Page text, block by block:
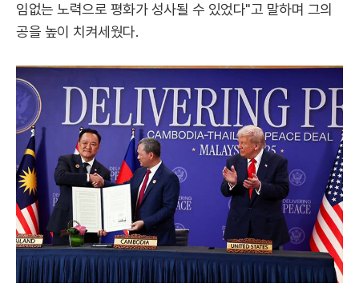
임없는 노력으로 평화가 성사될 수 있었다"고 말하며 그의
공을 높이 치켜세웠다.